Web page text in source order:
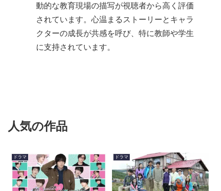
動的な教育現場の描写が視聴者から高く評価
されています。心温まるストーリーとキャラ
クターの成長が共感を呼び、特に教師や学生
に支持されています。
人気の作品
ドラマ ドラマ